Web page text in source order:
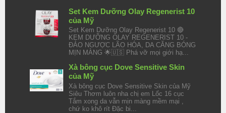
Set Kem Dưỡng Olay Regenerist 10
của Mỹ
Set Kem Dưỡng Olay Regenerist 10 🔴
KEM DƯỠNG OLAY REGENERIST 10 -
ĐẢO NGƯỢC LÃO HÓA, DA CĂNG BÓNG
MỊN MÀNG 🌟🇺🇸 Phá vỡ mọi giới hạ...
Xà bông cục Dove Sensitive Skin
của Mỹ
Xà bông cục Dove Sensitive Skin của Mỹ
Siêu Thơm luôn nha chị em Lốc 16 cục
Tắm xong da vẫn mịn màng mềm mại ,
chứ ko khô rít Đặc bi...